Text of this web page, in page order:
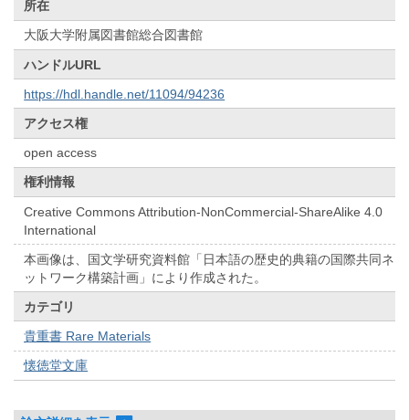
所在
大阪大学附属図書館総合図書館
ハンドルURL
https://hdl.handle.net/11094/94236
アクセス権
open access
権利情報
Creative Commons Attribution-NonCommercial-ShareAlike 4.0
International
本画像は、国文学研究資料館「日本語の歴史的典籍の国際共同ネ
ットワーク構築計画」により作成された。
カテゴリ
貴重書 Rare Materials
懐徳堂文庫